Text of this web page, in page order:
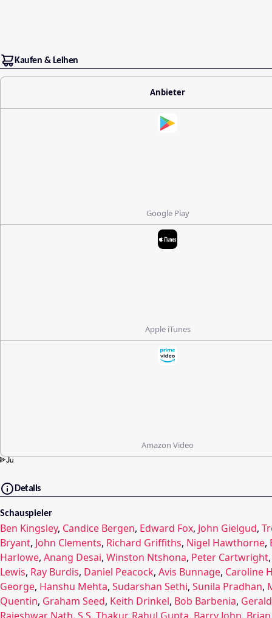
Kaufen & Leihen
Anbieter
Google Play
Apple iTunes
Amazon Video
Details
Schauspieler
Ben Kingsley, Candice Bergen, Edward Fox, John Gielgud,
Bryant, John Clements, Richard Griffiths, Nigel Hawthorne,
Harlowe, Anang Desai, Winston Ntshona, Peter Cartwright
Lewis, Ray Burdis, Daniel Peacock, Avis Bunnage, Caroline
George, Hanshu Mehta, Sudarshan Sethi, Sunila Pradhan,
Quentin, Graham Seed, Keith Drinkel, Bob Barbenia,